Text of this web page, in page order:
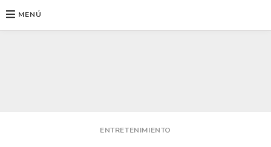
MENÚ
ENTRETENIMIENTO